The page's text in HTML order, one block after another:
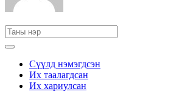
Сүүлд нэмэгдсэн
Их таалагдсан
Их хариулсан